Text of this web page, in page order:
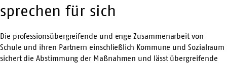
sprechen für sich
Die professionsübergreifende und enge Zusammenarbeit von
Schule und ihren Partnern einschließlich Kommune und Sozialraum
sichert die Abstimmung der Maßnahmen und lässt übergreifende